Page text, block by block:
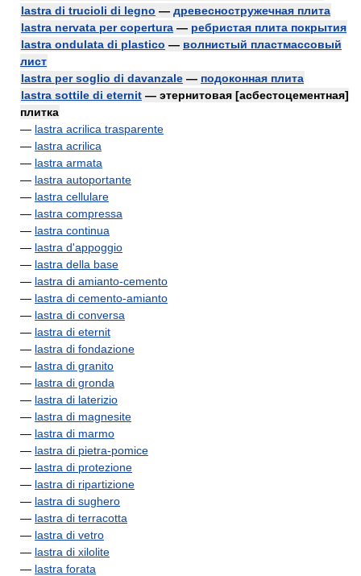
lastra di trucioli di legno — древесностружечная плита
lastra nervata per copertura — ребристая плита покрытия
lastra ondulata di plastico — волнистый пластмассовый
лист
lastra per soglio di davanzale — подоконная плита
lastra sottile di eternit — этернитовая [асбестоцементная]
плитка
— lastra acrilica trasparente
— lastra acrilica
— lastra armata
— lastra autoportante
— lastra cellulare
— lastra compressa
— lastra continua
— lastra d'appoggio
— lastra della base
— lastra di amianto-cemento
— lastra di cemento-amianto
— lastra di conversa
— lastra di eternit
— lastra di fondazione
— lastra di granito
— lastra di gronda
— lastra di laterizio
— lastra di magnesite
— lastra di marmo
— lastra di pietra-pomice
— lastra di protezione
— lastra di ripartizione
— lastra di sughero
— lastra di terracotta
— lastra di vetro
— lastra di xilolite
— lastra forata